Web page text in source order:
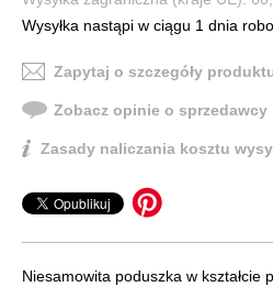
Wysyłka nastąpi w ciągu 1 dnia
Zapytaj o szczegóły
Zobacz opinie o sprzedawcy
Zasady naliczania kosztu
Niesamowita poduszka w kształcie